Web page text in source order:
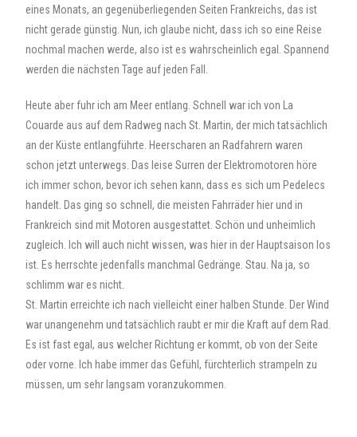
eines Monats, an gegenüberliegenden Seiten Frankreichs, das ist
nicht gerade günstig. Nun, ich glaube nicht, dass ich so eine Reise
nochmal machen werde, also ist es wahrscheinlich egal. Spannend
werden die nächsten Tage auf jeden Fall.
Heute aber fuhr ich am Meer entlang. Schnell war ich von La
Couarde aus auf dem Radweg nach St. Martin, der mich tatsächlich
an der Küste entlangführte. Heerscharen an Radfahrern waren
schon jetzt unterwegs. Das leise Surren der Elektromotoren höre
ich immer schon, bevor ich sehen kann, dass es sich um Pedelecs
handelt. Das ging so schnell, die meisten Fahrräder hier und in
Frankreich sind mit Motoren ausgestattet. Schön und unheimlich
zugleich. Ich will auch nicht wissen, was hier in der Hauptsaison los
ist. Es herrschte jedenfalls manchmal Gedränge. Stau. Na ja, so
schlimm war es nicht.
St. Martin erreichte ich nach vielleicht einer halben Stunde. Der Wind
war unangenehm und tatsächlich raubt er mir die Kraft auf dem Rad.
Es ist fast egal, aus welcher Richtung er kommt, ob von der Seite
oder vorne. Ich habe immer das Gefühl, fürchterlich strampeln zu
müssen, um sehr langsam voranzukommen.